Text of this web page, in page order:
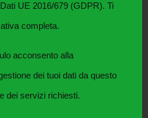
caratteristiche e funzioni.
Accetta
Nega
*
UE 2016/679 (GDPR). Ti
completa.
acconsento alla
dei tuoi dati da questo
dei servizi richiesti.